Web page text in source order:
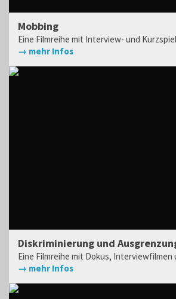
Mobbing
Eine Filmreihe mit Interview- und
→ mehr Infos
Diskriminierung und
Eine Filmreihe mit Dokus, Interviewfilmen
→ mehr Infos